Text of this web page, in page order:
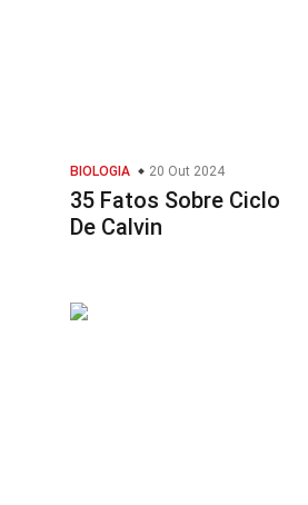
BIOLOGIA 20 Out 2024
35 Fatos Sobre Ciclo
De Calvin